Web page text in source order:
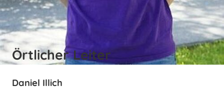
Örtlicher Leiter
Daniel Illich